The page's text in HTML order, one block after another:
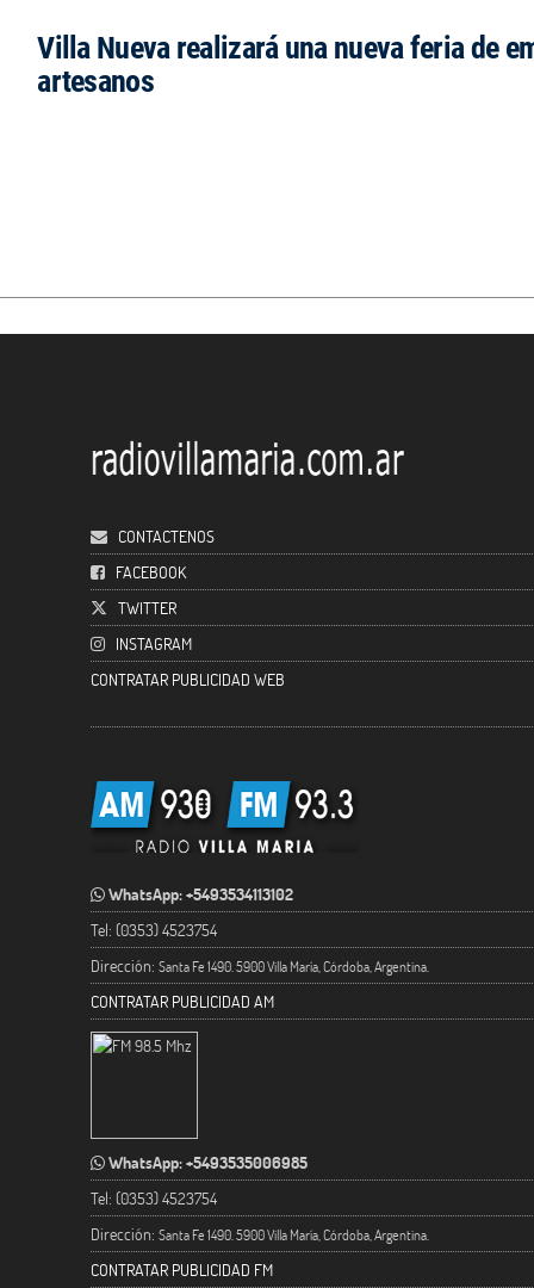
Villa Nueva realizará una nueva feria de
artesanos
CONTACTENOS
FACEBOOK
TWITTER
INSTAGRAM
CONTRATAR PUBLICIDAD WEB
WhatsApp: +5493534113102
Tel: (0353) 4523754
Dirección: Santa Fe 1490. 5900 Villa María, Córdoba, Argentina.
CONTRATAR PUBLICIDAD AM
WhatsApp: +5493535006985
Tel: (0353) 4523754
Dirección: Santa Fe 1490. 5900 Villa María, Córdoba, Argentina.
CONTRATAR PUBLICIDAD FM